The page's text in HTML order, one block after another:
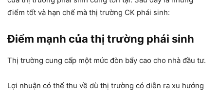
điểm tốt và hạn chế mà thị trường CK phái sinh:
Điểm mạnh của thị trường phái sinh
Thị trường cung cấp một mức đòn bẩy cao cho nhà đầu tư.
Lợi nhuận có thể thu về dù thị trường có diễn ra xu hướng